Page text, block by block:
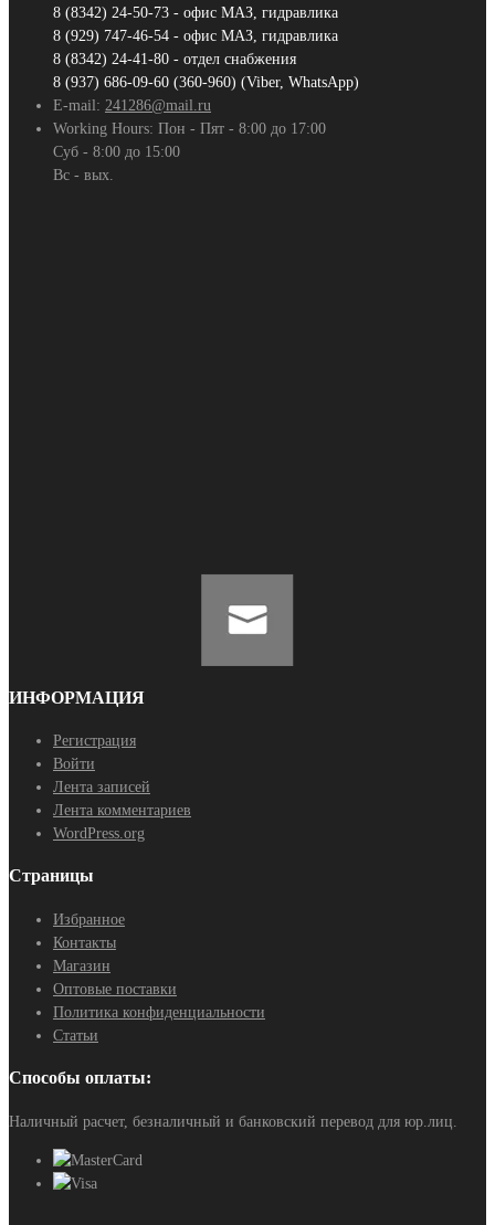
8 (8342) 24-50-73 - офис МАЗ, гидравлика
8 (929) 747-46-54 - офис МАЗ, гидравлика
8 (8342) 24-41-80 - отдел снабжения
8 (937) 686-09-60 (360-960) (Viber, WhatsApp)
E-mail: 241286@mail.ru
Working Hours: Пон - Пят - 8:00 до 17:00
Суб - 8:00 до 15:00
Вс - вых.
ИНФОРМАЦИЯ
Регистрация
Войти
Лента записей
Лента комментариев
WordPress.org
Страницы
Избранное
Контакты
Магазин
Оптовые поставки
Политика конфиденциальности
Статьи
Способы оплаты:
Наличный расчет, безналичный и банковский перевод для юр.лиц.